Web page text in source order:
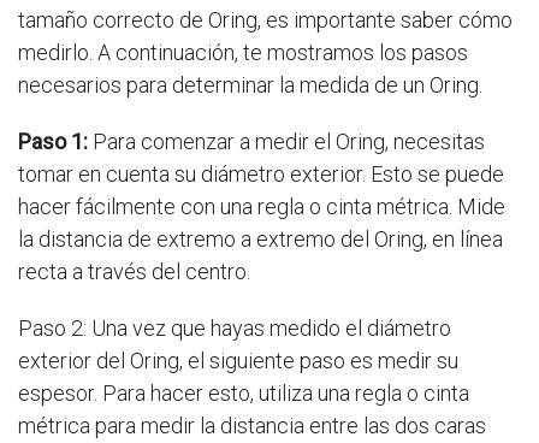
tamaño correcto de Oring, es importante saber cómo
medirlo. A continuación, te mostramos los pasos
necesarios para determinar la medida de un Oring.
Paso 1: Para comenzar a medir el Oring, necesitas
tomar en cuenta su diámetro exterior. Esto se puede
hacer fácilmente con una regla o cinta métrica. Mide
la distancia de extremo a extremo del Oring, en línea
recta a través del centro.
Paso 2: Una vez que hayas medido el diámetro
exterior del Oring, el siguiente paso es medir su
espesor. Para hacer esto, utiliza una regla o cinta
métrica para medir la distancia entre las dos caras